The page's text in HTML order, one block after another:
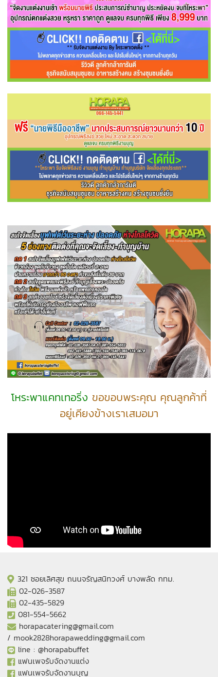
โหระพาแคทเทอริ่ง ขอขอบพระคุณ คุณลูกค้าที่
อยู่เคียงข้างเราเสมอมา
321 ซอยเลิศสุข ถนนจรัญสนิทวงศ์ บางพลัด กทม.
02-026-3587
02-435-5829
081-554-5662
horapacatering@gmail.com
/ mook2828horapawedding@gmail.com
line : @horapabuffet
แฟนเพจรับจัดงานแต่ง
แฟนเพจรับจัดงานบุญ